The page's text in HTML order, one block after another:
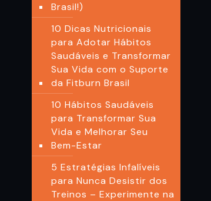
Brasil!)
10 Dicas Nutricionais
para Adotar Hábitos
Saudáveis e Transformar
Sua Vida com o Suporte
da Fitburn Brasil
10 Hábitos Saudáveis
para Transformar Sua
Vida e Melhorar Seu
Bem-Estar
5 Estratégias Infalíveis
para Nunca Desistir dos
Treinos – Experimente na